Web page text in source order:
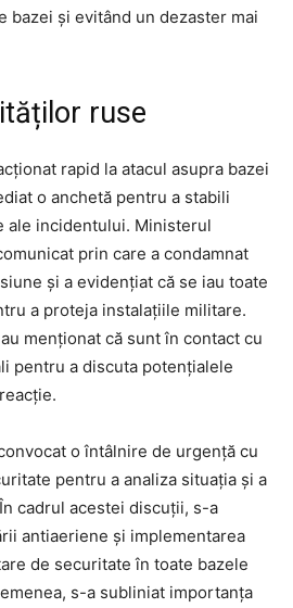
bazei și evitând un dezaster mai
ruse
rapid la atacul asupra bazei
o anchetă pentru a stabili
ale incidentului. Ministerul
prin care a condamnat
și a evidențiat că se iau toate
a proteja instalațiile militare.
menționat că sunt în contact cu
pentru a discuta potențialele
o întâlnire de urgență cu
pentru a analiza situația și a
cadrul acestei discuții, s-a
antiaeriene și implementarea
de securitate în toate bazele
s-a subliniat importanța